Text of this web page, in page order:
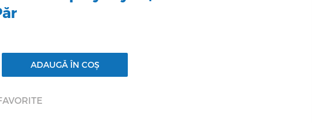
ADAUGĂ ÎN COȘ